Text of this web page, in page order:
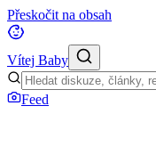
Přeskočit na obsah
Vítej Baby
Feed